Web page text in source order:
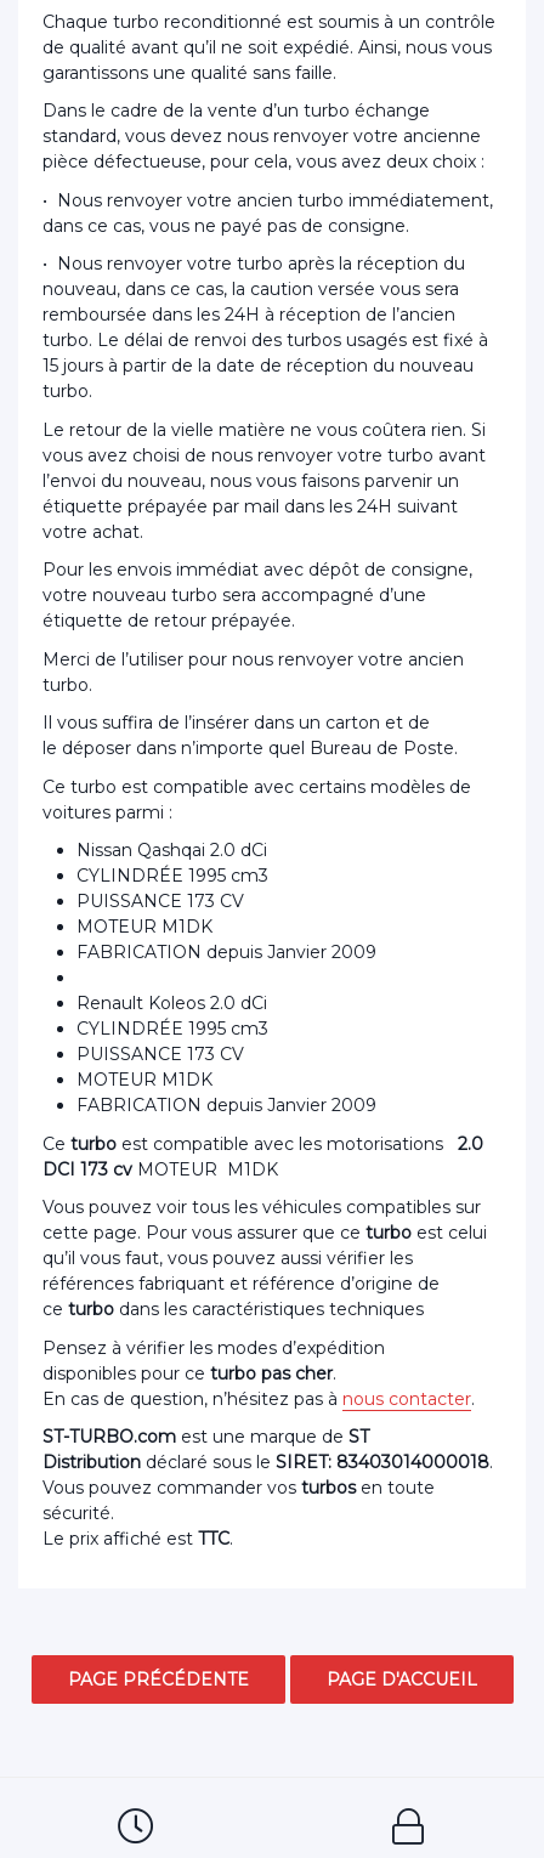
Chaque turbo reconditionné est soumis à un contrôle
de qualité avant qu’il ne soit expédié. Ainsi, nous vous
garantissons une qualité sans faille.
Dans le cadre de la vente d’un turbo échange
standard, vous devez nous renvoyer votre ancienne
pièce défectueuse, pour cela, vous avez deux choix :
• Nous renvoyer votre ancien turbo immédiatement,
dans ce cas, vous ne payé pas de consigne.
• Nous renvoyer votre turbo après la réception du
nouveau, dans ce cas, la caution versée vous sera
remboursée dans les 24H à réception de l’ancien
turbo. Le délai de renvoi des turbos usagés est fixé à
15 jours à partir de la date de réception du nouveau
turbo.
Le retour de la vielle matière ne vous coûtera rien. Si
vous avez choisi de nous renvoyer votre turbo avant
l’envoi du nouveau, nous vous faisons parvenir un
étiquette prépayée par mail dans les 24H suivant
votre achat.
Pour les envois immédiat avec dépôt de consigne,
votre nouveau turbo sera accompagné d’une
étiquette de retour prépayée.
Merci de l’utiliser pour nous renvoyer votre ancien
turbo.
Il vous suffira de l’insérer dans un carton et de
le déposer dans n’importe quel Bureau de Poste.
Ce turbo est compatible avec certains modèles de
voitures parmi :
Nissan Qashqai 2.0 dCi
CYLINDRÉE 1995 cm3
PUISSANCE 173 CV
MOTEUR M1DK
FABRICATION depuis Janvier 2009
Renault Koleos 2.0 dCi
CYLINDRÉE 1995 cm3
PUISSANCE 173 CV
MOTEUR M1DK
FABRICATION depuis Janvier 2009
Ce turbo est compatible avec les motorisations 2.0
DCI 173 cv MOTEUR M1DK
Vous pouvez voir tous les véhicules compatibles sur
cette page. Pour vous assurer que ce turbo est celui
qu’il vous faut, vous pouvez aussi vérifier les
références fabriquant et référence d’origine de
ce turbo dans les caractéristiques techniques
Pensez à vérifier les modes d’expédition
disponibles pour ce turbo pas cher.
En cas de question, n’hésitez pas à nous contacter.
ST-TURBO.com est une marque de ST
Distribution déclaré sous le SIRET: 83403014000018.
Vous pouvez commander vos turbosen toute
sécurité.
Le prix affiché est TTC.